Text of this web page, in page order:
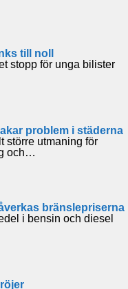
till noll
stopp för unga bilister
problem i städerna
större utmaning för
och…
bränslepriserna
i bensin och diesel